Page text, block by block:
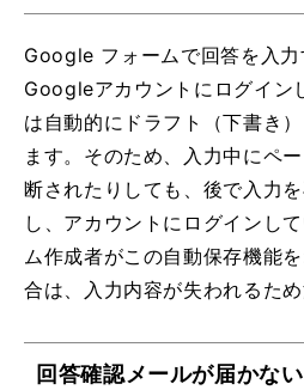
Google フォームで回答を入
Googleアカウントにログイン
は自動的にドラフト（下書き
ます。そのため、入力中にペ
断されたりしても、後で入力
し、アカウントにログインし
ム作成者がこの自動保存機能
合は、入力内容が失われるため
回答確認メールが届かない